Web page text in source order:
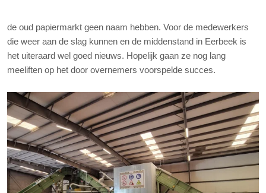
de oud papiermarkt geen naam hebben. Voor de medewerkers
die weer aan de slag kunnen en de middenstand in Eerbeek is
het uiteraard wel goed nieuws. Hopelijk gaan ze nog lang
meeliften op het door overnemers voorspelde succes.